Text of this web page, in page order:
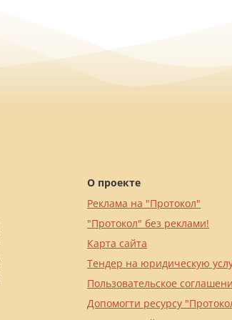
О проекте
Реклама на "Протокол"
"Протокол" без реклами!
Карта сайта
Тендер на юридическую
Пользовательское
Допомогти ресурсу